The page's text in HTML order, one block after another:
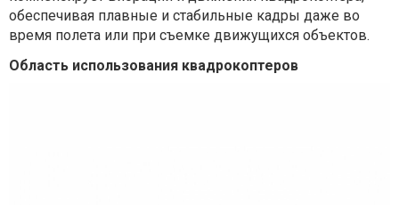
обеспечивая плавные и стабильные кадры даже во
время полета или при съемке движущихся объектов.
Область использования квадрокоптеров